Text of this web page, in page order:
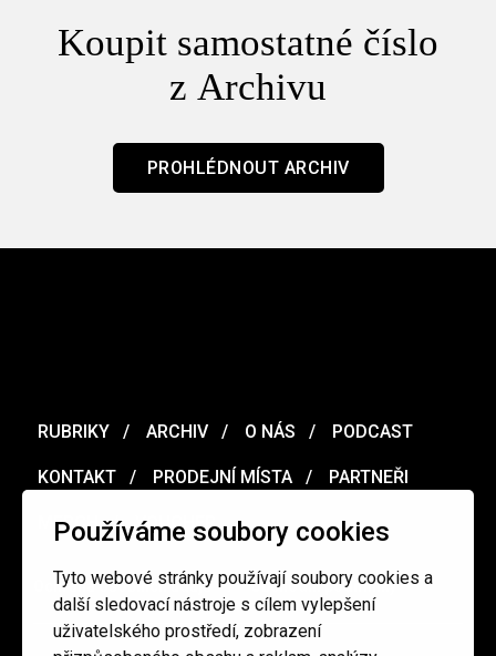
Používáme soubory cookies
Tyto webové stránky používají soubory cookies a
další sledovací nástroje s cílem vylepšení
uživatelského prostředí, zobrazení
Koupit samostatné číslo
z Archivu
PROHLÉDNOUT ARCHIV
RUBRIKY ARCHIV O NÁS PODCAST
KONTAKT PRODEJNÍ MÍSTA PARTNEŘI
MERCH VOUCHER
Ochrana osobních údajů / Obchodní podmínky